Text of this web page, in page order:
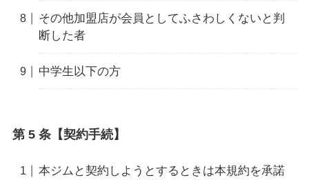
その他加盟店が会員としてふさわしくないと判
断した者
中学生以下の方
第 5 条【契約手続】
本ジムと契約しようとするときは本規約を承諾